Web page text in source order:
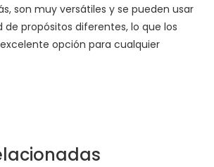
son muy versátiles y se pueden usar
de propósitos diferentes, lo que los
opción para cualquier